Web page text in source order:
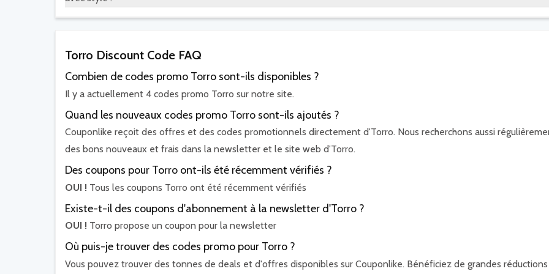
Torro Discount Code FAQ
Combien de codes promo Torro sont-ils disponibles ?
Il y a actuellement 4 codes promo Torro sur notre site.
Quand les nouveaux codes promo Torro sont-ils ajoutés ?
Couponlike reçoit des offres et des codes promotionnels directement d'Torro. Nous recherchons aussi
des bons nouveaux et frais dans la newsletter et le site web d'Torro.
Des coupons pour Torro ont-ils été récemment vérifiés ?
OUI ! Tous les coupons Torro ont été récemment vérifiés
Existe-t-il des coupons d'abonnement à la newsletter d'Torro ?
OUI ! Torro propose un coupon pour la newsletter
Où puis-je trouver des codes promo pour Torro ?
Vous pouvez trouver des tonnes de deals et d'offres disponibles sur Couponlike. Bénéficiez de grandes réductions